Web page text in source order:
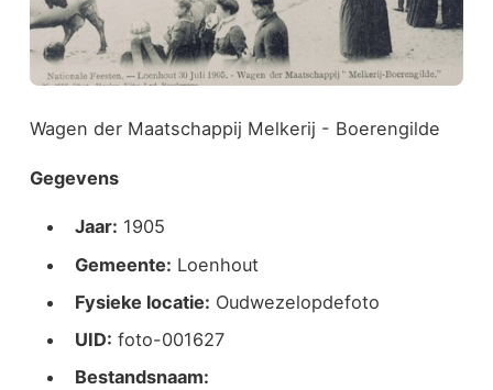
Wagen der Maatschappij Melkerij - Boerengilde
Gegevens
Jaar: 1905
Gemeente: Loenhout
Fysieke locatie: Oudwezelopdefoto
UID: foto-001627
Bestandsnaam: